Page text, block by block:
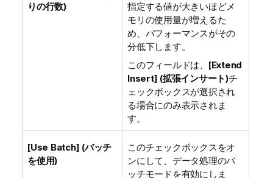
りの行数)
指定する値が大きいほどメ
モリの使用量が増えるた
め、パフォーマンスがその
分低下します。
このフィールドは、 [Extend
Insert] (拡張インサート)チ
ェックボックスが選択され
る場合にのみ表示されま
す。
[Use Batch] (バッチ
を使用)
このチェックボックスをオ
ンにして、データ処理のバ
ッチモードを有効にしま